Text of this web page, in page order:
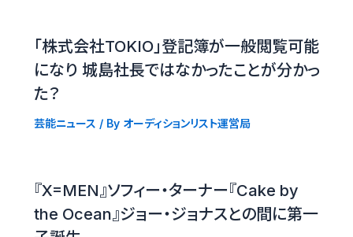
「株式会社TOKIO」登記簿が一般閲覧可能
になり 城島社長ではなかったことが分かっ
た？
芸能ニュース / By オーディションリスト運営局
『X=MEN』ソフィー・ターナー『Cake by
the Ocean』ジョー・ジョナスとの間に第一